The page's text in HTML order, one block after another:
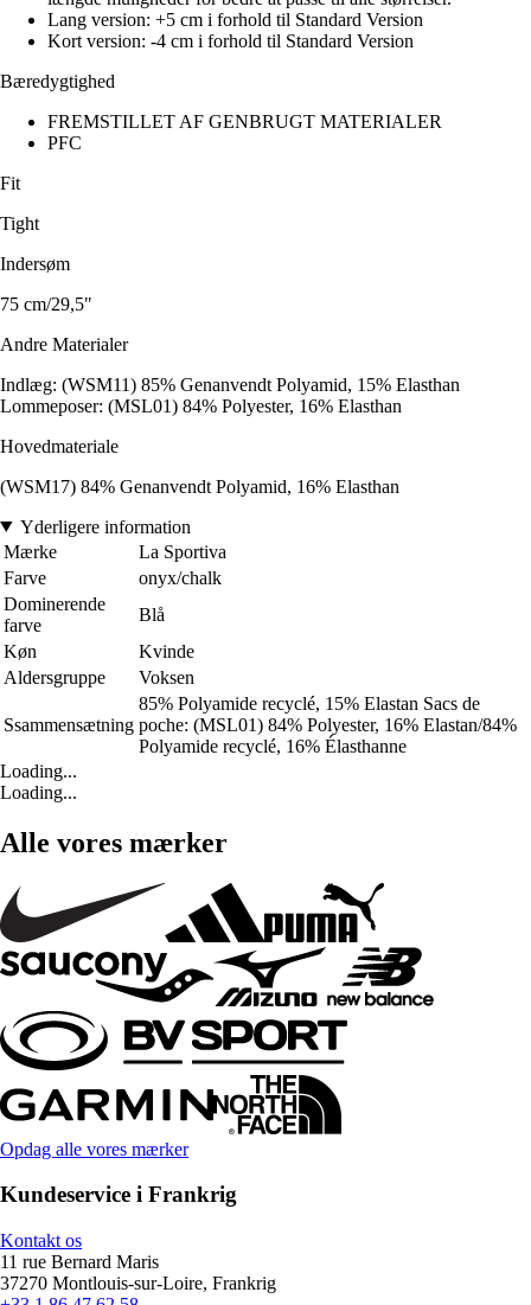
Lang version: +5 cm i forhold til Standard Version
Kort version: -4 cm i forhold til Standard Version
Bæredygtighed
FREMSTILLET AF GENBRUGT MATERIALER
PFC
Fit
Tight
Indersøm
75 cm/29,5"
Andre Materialer
Indlæg: (WSM11) 85% Genanvendt Polyamid, 15% Elasthan
Lommeposer: (MSL01) 84% Polyester, 16% Elasthan
Hovedmateriale
(WSM17) 84% Genanvendt Polyamid, 16% Elasthan
Yderligere information
Mærke
La Sportiva
Farve
onyx/chalk
Dominerende
farve
Blå
Køn
Kvinde
Aldersgruppe
Voksen
Ssammensætning
85% Polyamide recyclé, 15% Elastan Sacs de
poche: (MSL01) 84% Polyester, 16% Elastan/84%
Polyamide recyclé, 16% Élasthanne
Loading...
Loading...
Alle vores mærker
Opdag alle vores mærker
Kundeservice i Frankrig
Kontakt os
11 rue Bernard Maris
37270 Montlouis-sur-Loire, Frankrig